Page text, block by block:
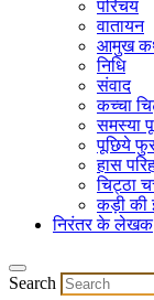
परिचय
वातायन
आमुख
निधि
संवाद
कच्चा
समस्या
पूछिये
हास
चिट्ठा
कड़ी की
निरंतर के लेखक
Search